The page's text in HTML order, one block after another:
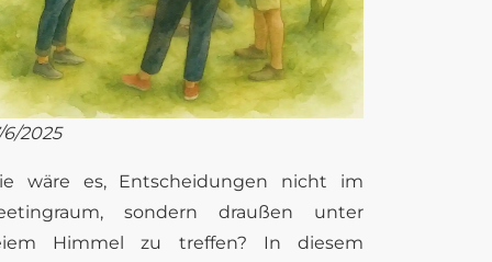
6/2025
wäre es, Entscheidungen nicht im
sondern draußen unter
Himmel zu treffen? In diesem